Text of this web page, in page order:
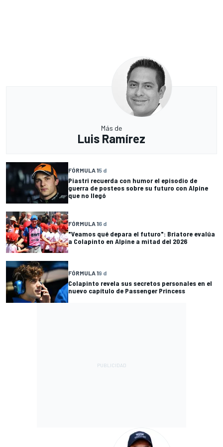
Más de
Luis Ramírez
FÓRMULA 15 d
Piastri recuerda con humor el episodio de
guerra de posteos sobre su futuro con Alpine
que no llegó
FÓRMULA 16 d
"Veamos qué depara el futuro": Briatore evalúa
a Colapinto en Alpine a mitad del 2026
FÓRMULA 19 d
Colapinto revela sus secretos personales en el
nuevo capítulo de Passenger Princess